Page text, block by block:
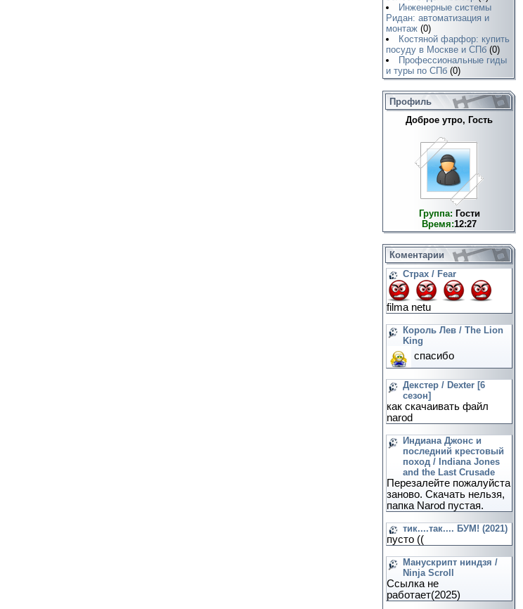
Инженерные системы
Ридан: автоматизация и
монтаж (0)
Костяной фарфор: купить
посуду в Москве и СПб (0)
Профессиональные гиды
и туры по СПб (0)
Профиль
Доброе утро, Гость
Группа: Гости
Время:12:27
Коментарии
Страх / Fear
filma netu
Король Лев / The Lion
King
спасибо
Декстер / Dexter [6
сезон]
как скачаивать файл
narod
Индиана Джонс и
последний крестовый
поход / Indiana Jones
and the Last Crusade
Перезалейте пожалуйста
заново. Скачать нельзя,
папка Narod пустая.
тик....так.... БУМ! (2021)
пусто ((
Манускрипт ниндзя /
Ninja Scroll
Ссылка не
работает(2025)